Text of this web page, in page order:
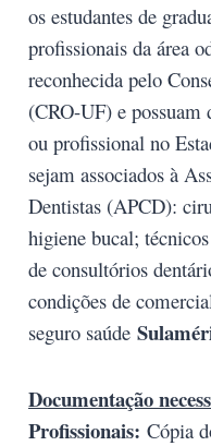
os estudantes de
profissionais da área
reconhecida pelo
(CRO-UF) e
ou profissional no
sejam associados à
Dentistas (APCD):
higiene bucal;
de consultórios
condições de
seguro saúde
Documentação
Profissionais: Cópia